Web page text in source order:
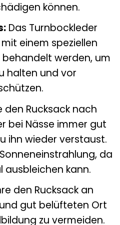
können.
Das Turnbockleder
einem speziellen
werden, um
halten und vor
den Rucksack nach
bei Nässe immer gut
ihn wieder verstaust.
da
ausbleichen kann.
den Rucksack an
gut belüfteten Ort
zu vermeiden.